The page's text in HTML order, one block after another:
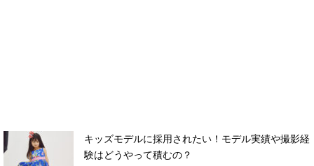
キッズモデルに採用されたい！モデル実績や撮影経
験はどうやって積むの？